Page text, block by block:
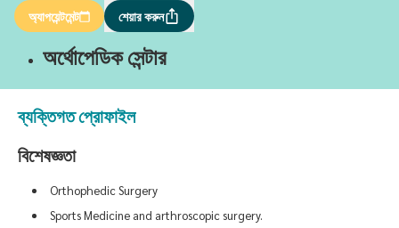
অ্যাপয়েন্টমেন্ট শেয়ার করুন
অর্থোপেডিক সেন্টার
ব্যক্তিগত প্রোফাইল
বিশেষজ্ঞতা
Orthophedic Surgery
Sports Medicine and arthroscopic surgery.